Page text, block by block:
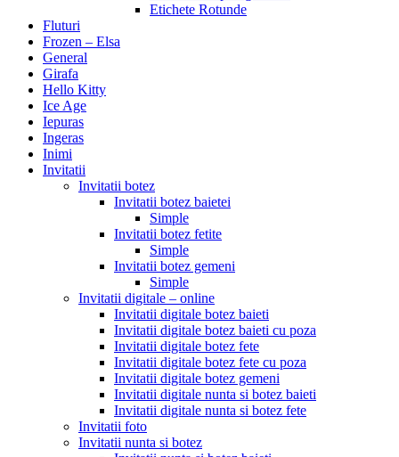
Etichete Rotunde
Fluturi
Frozen – Elsa
General
Girafa
Hello Kitty
Ice Age
Iepuras
Ingeras
Inimi
Invitatii
Invitatii botez
Invitatii botez baietei
Simple
Invitatii botez fetite
Simple
Invitatii botez gemeni
Simple
Invitatii digitale – online
Invitatii digitale botez baieti
Invitatii digitale botez baieti cu poza
Invitatii digitale botez fete
Invitatii digitale botez fete cu poza
Invitatii digitale botez gemeni
Invitatii digitale nunta si botez baieti
Invitatii digitale nunta si botez fete
Invitatii foto
Invitatii nunta si botez